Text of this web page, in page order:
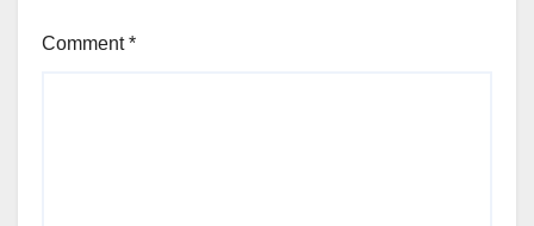
Comment*